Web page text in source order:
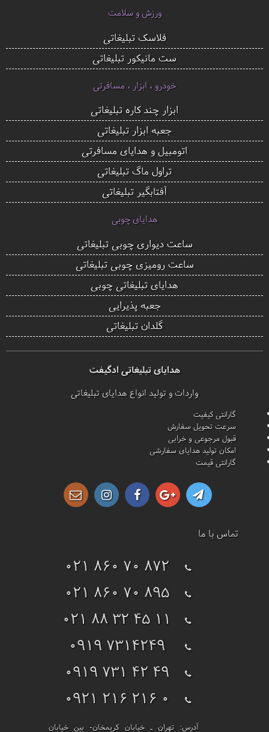
ورزش و سلامت
فلاسک تبلیغاتی
ست مانیکور تبلیغاتی
خودرو ، ابزار ، مسافرتی
ابزار چند کاره تبلیغاتی
جعبه ابزار تبلیغاتی
اتومبیل و هدایای مسافرتی
تراول ماگ تبلیغاتی
آفتابگیر تبلیغاتی
هدایای چوبی
ساعت دیواری چوبی تبلیغاتی
ساعت رومیزی چوبی تبلیغاتی
هدایای تبلیغاتی چوبی
جعبه پذیرایی
گلدان تبلیغاتی
هدایای تبلیغاتی ادگیفت
واردات و تولید انواع هدایای تبلیغاتی
گارانتی کیفیت
سرعت تحویل سفارش
قبول مرجوعی و خرابی
امکان تولید هدایای سفارشی
گارانتی قیمت
تماس با ما
021 860 70 872
021 860 70 895
021 88 32 45 11
0919 7314249
0919 731 42 49
0921 216 216 0
آدرس: تهران ـ خیابان کریمخان- بین خیابان